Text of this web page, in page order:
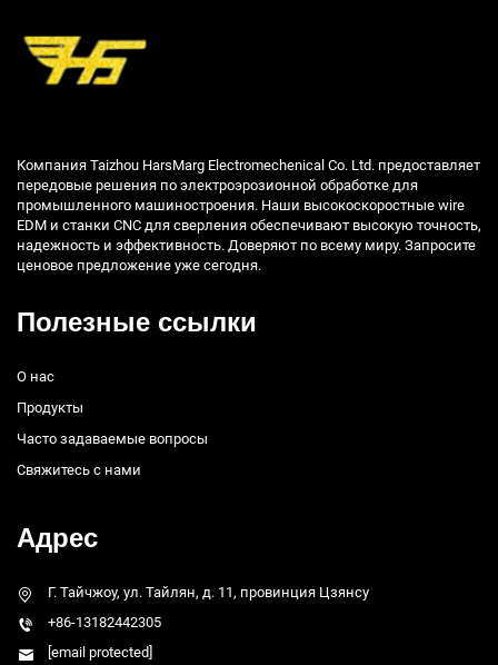
Компания Taizhou HarsMarg Electromechenical Co. Ltd. предоставляет
передовые решения по электроэрозионной обработке для
промышленного машиностроения. Наши высокоскоростные wire
EDM и станки CNC для сверления обеспечивают высокую точность,
надежность и эффективность. Доверяют по всему миру. Запросите
ценовое предложение уже сегодня.
Полезные ссылки
О нас
Продукты
Часто задаваемые вопросы
Свяжитесь с нами
Адрес
Г. Тайчжоу, ул. Тайлян, д. 11, провинция Цзянсу
+86-13182442305
[email protected]